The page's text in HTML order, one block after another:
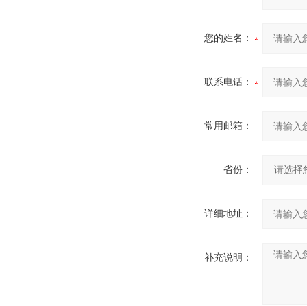
您的姓名：
联系电话：
常用邮箱：
省份：
详细地址：
补充说明：